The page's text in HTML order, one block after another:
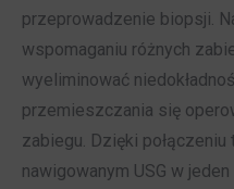
przeprowadzenie biopsji.
wspomaganiu różnych
wyeliminować
przemieszczania się
zabiegu. Dzięki
nawigowanym USG w